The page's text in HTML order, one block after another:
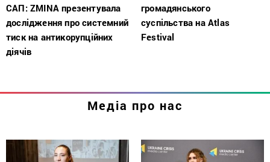
САП: ZMINA презентувала
дослідження про системний
тиск на антикорупційних
діячів
громадянського
суспільства на Atlas
Festival
Медіа про нас